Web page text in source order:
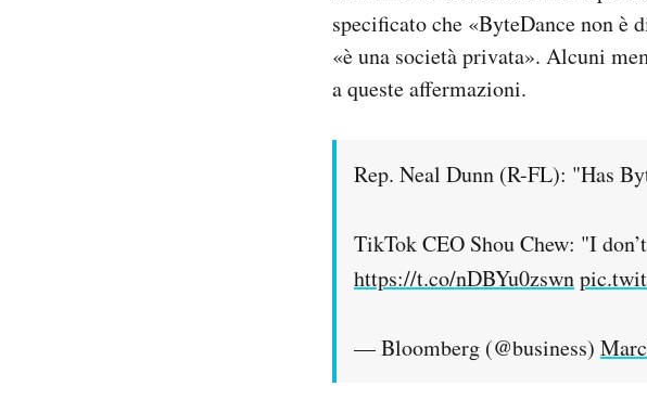
specificato che «ByteDance non
«è una società privata». Alcuni
a queste affermazioni.
Rep. Neal Dunn (R-FL): "Has
TikTok CEO Shou Chew: "I
https://t.co/nDBYu0zswn
— Bloomberg (@business)